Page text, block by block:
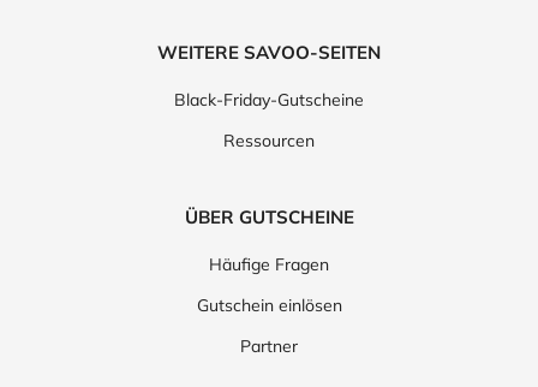
WEITERE SAVOO-SEITEN
Black-Friday-Gutscheine
Ressourcen
ÜBER GUTSCHEINE
Häufige Fragen
Gutschein einlösen
Partner